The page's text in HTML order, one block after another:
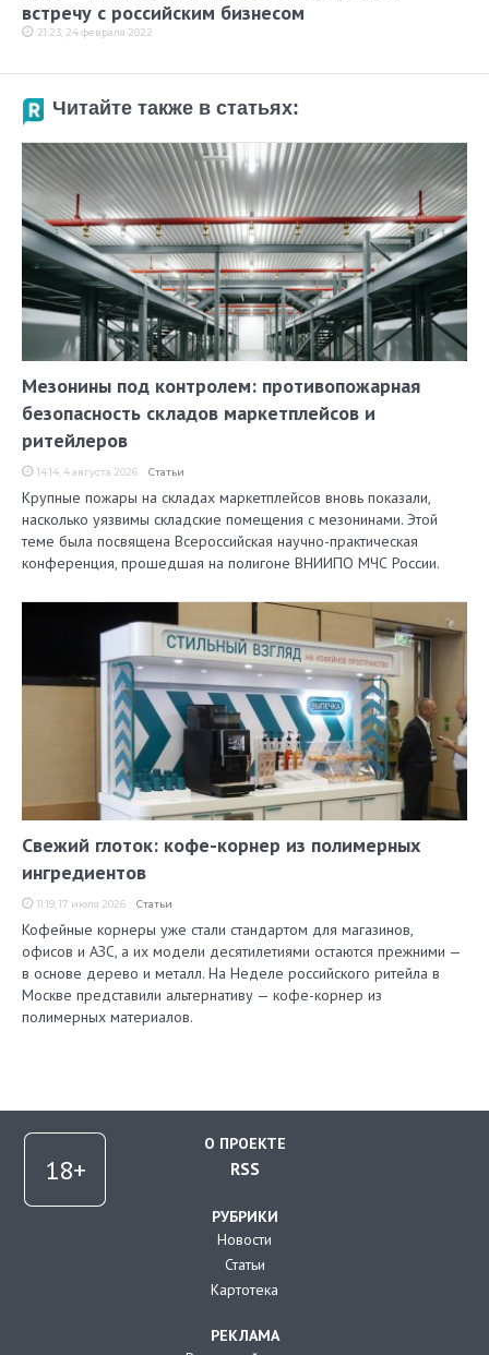
встречу с российским бизнесом
21:23, 24 февраля 2022
Читайте также в статьях:
Мезонины под контролем: противопожарная
безопасность складов маркетплейсов и
ритейлеров
14:14, 4 августа 2026 Статьи
Крупные пожары на складах маркетплейсов вновь показали,
насколько уязвимы складские помещения с мезонинами. Этой
теме была посвящена Всероссийская научно-практическая
конференция, прошедшая на полигоне ВНИИПО МЧС России.
Свежий глоток: кофе-корнер из полимерных
ингредиентов
11:19, 17 июля 2026 Статьи
Кофейные корнеры уже стали стандартом для магазинов,
офисов и АЗС, а их модели десятилетиями остаются прежними —
в основе дерево и металл. На Неделе российского ритейла в
Москве представили альтернативу — кофе-корнер из
полимерных материалов.
О ПРОЕКТЕ
RSS
РУБРИКИ
Новости
Статьи
Картотека
РЕКЛАМА